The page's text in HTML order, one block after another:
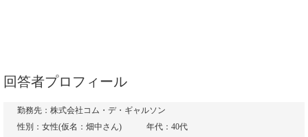
回答者プロフィール
勤務先：株式会社コム・デ・ギャルソン
性別：女性(仮名：畑中さん)
年代：40代